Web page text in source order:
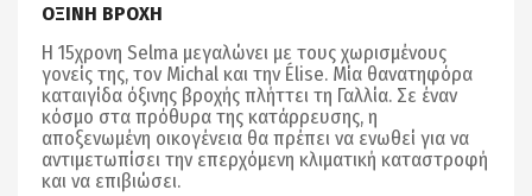
ΟΞΙΝΗ ΒΡΟΧΗ
Η 15χρονη Selma μεγαλώνει με τους χωρισμένους
γονείς της, τον Michal και την Élise. Μία θανατηφόρα
καταιγίδα όξινης βροχής πλήττει τη Γαλλία. Σε έναν
κόσμο στα πρόθυρα της κατάρρευσης, η
αποξενωμένη οικογένεια θα πρέπει να ενωθεί για να
αντιμετωπίσει την επερχόμενη κλιματική καταστροφή
και να επιβιώσει.